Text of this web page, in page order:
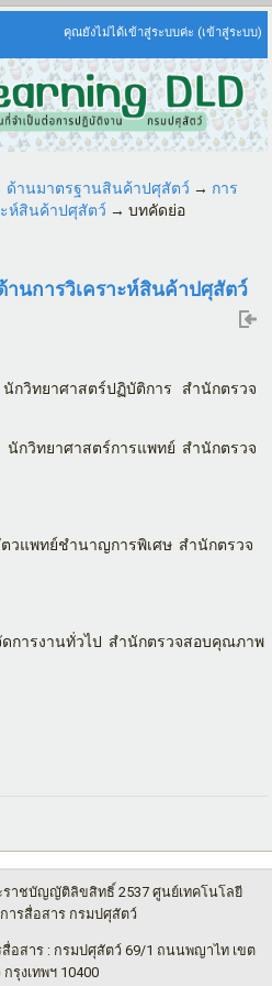
คุณยังไม่ได้เข้าสู่ระบบค่ะ (เข้าสู่ระบบ)
ด้านมาตรฐานสินค้าปศุสัตว์ → การ
ห์สินค้าปศุสัตว์ → บทคัดย่อ
านการวิเคราะห์สินค้าปศุสัตว์
กวิทยาศาสตร์ปฏิบัติการ สำนักตรวจ
นักวิทยาศาสตร์การแพทย์ สำนักตรวจ
แพทย์ชำนาญการพิเศษ สำนักตรวจ
การงานทั่วไป สำนักตรวจสอบคุณภาพ
ราชบัญญัติลิขสิทธิ์ 2537 ศูนย์เทคโนโลยี
ารสื่อสาร กรมปศุสัตว์
อสาร : กรมปศุสัตว์ 69/1 ถนนพญาไท เขต
กรุงเทพฯ 10400